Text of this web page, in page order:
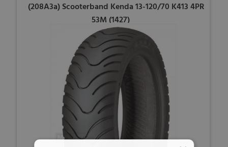
(208A3a) Scooterband Kenda 13-120/70 K413 4PR
53M (1427)